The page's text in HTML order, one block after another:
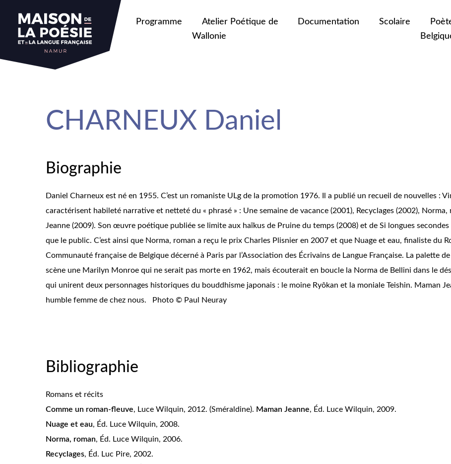
Programme
Atelier Poétique de
Wallonie
Documentation Scolaire
CHARNEUX Daniel
Biographie
Daniel Charneux est né en 1955. C’est un romaniste ULg de la promotion 1976. Il a publié un recueil de nouvelles :
caractérisent habileté narrative et netteté du « phrasé » : Une semaine de vacance (2001), Recyclages (2002),
Jeanne (2009). Son œuvre poétique publiée se limite aux haïkus de Pruine du temps (2008) et de Si longues secondes
que le public. C’est ainsi que Norma, roman a reçu le prix Charles Plisnier en 2007 et que Nuage et eau, finaliste du
Communauté française de Belgique décerné à Paris par l’Association des Écrivains de Langue Française. La palette
scène une Marilyn Monroe qui ne serait pas morte en 1962, mais écouterait en boucle la Norma de Bellini dans le
qui unirent deux personnages historiques du bouddhisme japonais : le moine Ryôkan et la moniale Teishin. Maman
humble femme de chez nous. Photo © Paul Neuray
Bibliographie
Romans et récits
Comme un roman-fleuve, Luce Wilquin, 2012. (Sméraldine). Maman Jeanne, Éd. Luce Wilquin, 2009.
Nuage et eau, Éd. Luce Wilquin, 2008.
Norma, roman, Éd. Luce Wilquin, 2006.
Recyclages, Éd. Luc Pire, 2002.